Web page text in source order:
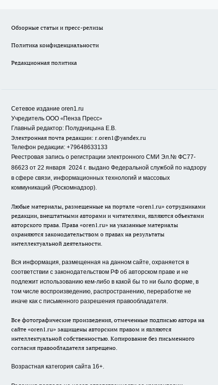
Обзорные статьи и пресс-релизы
Политика конфиденциальности
Редакционная политика
Сетевое издание oren1.ru
Учредитель ООО «Пенза Пресс»
Главный редактор: Полудницына Е.В.
Электронная почта редакции: r.oren1@yandex.ru
Телефон редакции: +79648633133
Реестровая запись о регистрации электронного СМИ Эл.№ ФС77-
86623 от 22 января 2024 г. выдано Федеральной службой по надзору
в сфере связи, информационных технологий и массовых
коммуникаций (Роскомнадзор).
Любые материалы, размещенные на портале «oren1.ru» сотрудниками
редакции, внештатными авторами и читателями, являются объектами
авторского права. Права «oren1.ru» на указанные материалы
охраняются законодательством о правах на результаты
интеллектуальной деятельности.
Вся информация, размещенная на данном сайте, охраняется в
соответствии с законодательством РФ об авторском праве и не
подлежит использованию кем-либо в какой бы то ни было форме, в
том числе воспроизведению, распространению, переработке не
иначе как с письменного разрешения правообладателя.
Все фотографические произведения, отмеченные подписью автора на
сайте «oren1.ru» защищены авторским правом и являются
интеллектуальной собственностью. Копирование без письменного
согласия правообладателя запрещено.
Возрастная категория сайта 16+.